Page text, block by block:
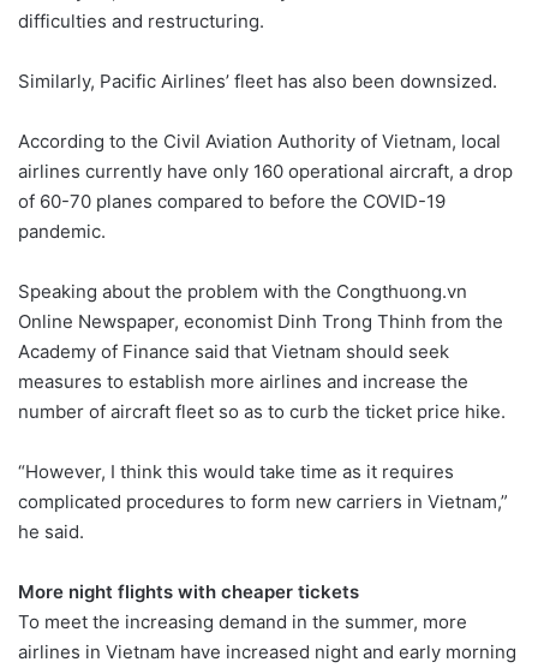
difficulties and restructuring.
Similarly, Pacific Airlines’ fleet has also been downsized.
According to the Civil Aviation Authority of Vietnam, local
airlines currently have only 160 operational aircraft, a drop
of 60-70 planes compared to before the COVID-19
pandemic.
Speaking about the problem with the Congthuong.vn
Online Newspaper, economist Dinh Trong Thinh from the
Academy of Finance said that Vietnam should seek
measures to establish more airlines and increase the
number of aircraft fleet so as to curb the ticket price hike.
“However, I think this would take time as it requires
complicated procedures to form new carriers in Vietnam,”
he said.
More night flights with cheaper tickets
To meet the increasing demand in the summer, more
airlines in Vietnam have increased night and early morning